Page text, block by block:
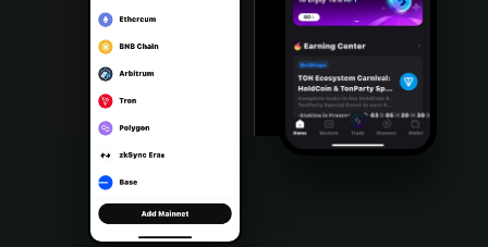
Português (Portugal)
Bahasa Indonesia
Português (Brasil)
Español (Argentina)